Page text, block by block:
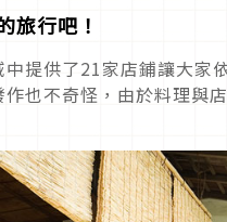
旅行吧！
中提供了21家店鋪讓大家
也不奇怪，由於料理與